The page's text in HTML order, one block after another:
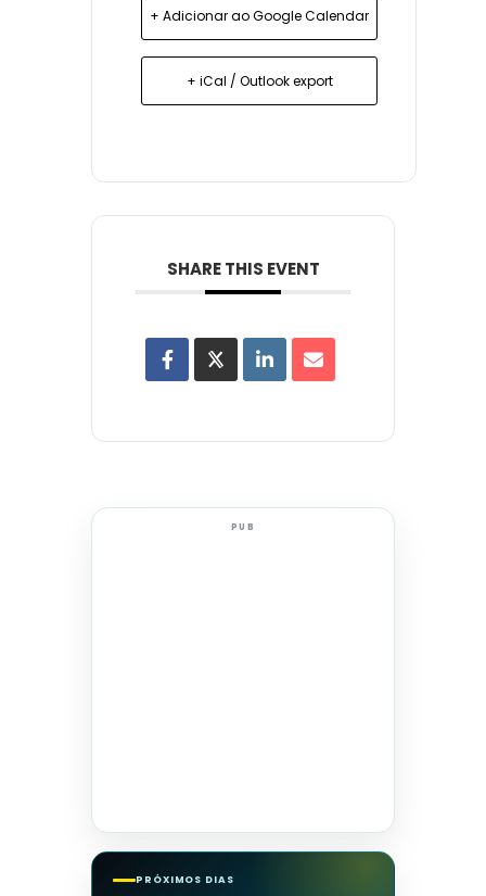
+ Adicionar ao Google Calendar
+ iCal / Outlook export
SHARE THIS EVENT
PUB
PRÓXIMOS DIAS